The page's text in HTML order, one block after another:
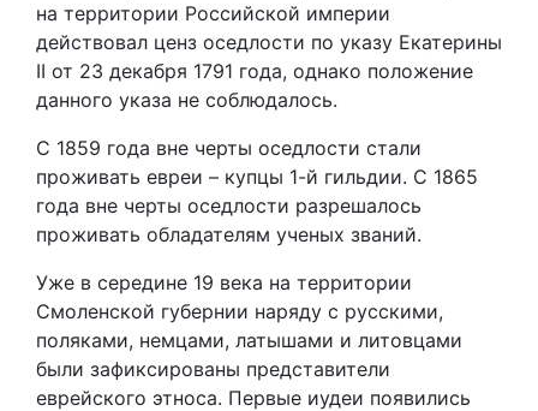
на территории Российской империи
действовал ценз оседлости по указу Екатерины
II от 23 декабря 1791 года, однако положение
данного указа не соблюдалось.
С 1859 года вне черты оседлости стали
проживать евреи – купцы 1-й гильдии. С 1865
года вне черты оседлости разрешалось
проживать обладателям ученых званий.
Уже в середине 19 века на территории
Смоленской губернии наряду с русскими,
поляками, немцами, латышами и литовцами
были зафиксированы представители
еврейского этноса. Первые иудеи появились